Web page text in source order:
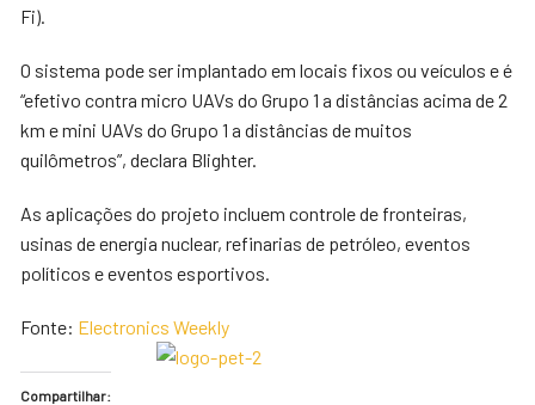
Fi).
O sistema pode ser implantado em locais fixos ou veículos e é
“efetivo contra micro UAVs do Grupo 1 a distâncias acima de 2
km e mini UAVs do Grupo 1 a distâncias de muitos
quilômetros”, declara Blighter.
As aplicações do projeto incluem controle de fronteiras,
usinas de energia nuclear, refinarias de petróleo, eventos
políticos e eventos esportivos.
Fonte: Electronics Weekly
Compartilhar: